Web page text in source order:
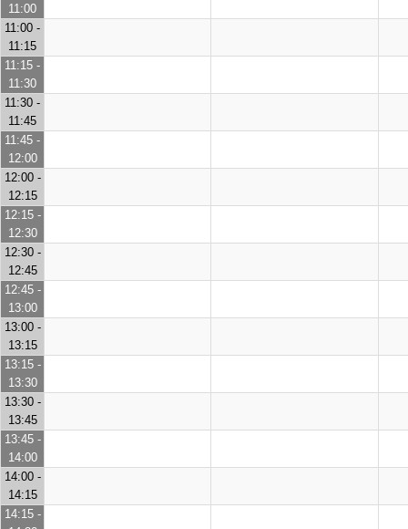
11:00
11:00 -
11:15
11:15 -
11:30
11:30 -
11:45
11:45 -
12:00
12:00 -
12:15
12:15 -
12:30
12:30 -
12:45
12:45 -
13:00
13:00 -
13:15
13:15 -
13:30
13:30 -
13:45
13:45 -
14:00
14:00 -
14:15
14:15 -